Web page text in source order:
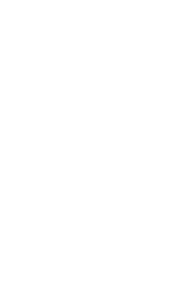
고 한편의 소설을 보는 듯했죠.하지만 한
다 TT 미스테리 하우스는 텍스트를 최소